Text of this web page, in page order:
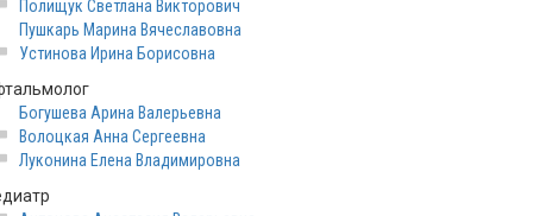
Полищук Светлана Викторович
Пушкарь Марина Вячеславовна
Устинова Ирина Борисовна
Богушева Арина Валерьевна
Волоцкая Анна Сергеевна
Луконина Елена Владимировна